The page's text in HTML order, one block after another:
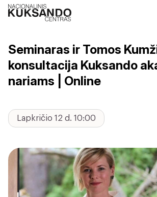
Seminaras ir Tomos
konsultacija Kuksando
nariams | Online
Lapkričio 12 d. 10:00